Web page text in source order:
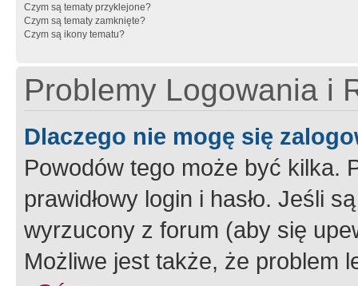
Czym są tematy przyklejone?
Czym są tematy zamknięte?
Czym są ikony tematu?
Problemy Logowania i
Dlaczego nie mogę się
Powodów tego może być kilka.
prawidłowy login i hasło. Jeśli
wyrzucony z forum (aby się
Możliwe jest także, że problem